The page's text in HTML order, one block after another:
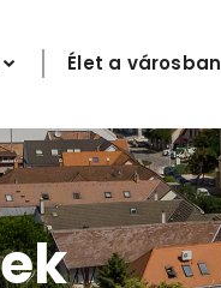
Élet a városban